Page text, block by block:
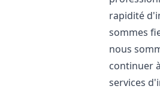
rapidité
sommes
nous
continuer
services